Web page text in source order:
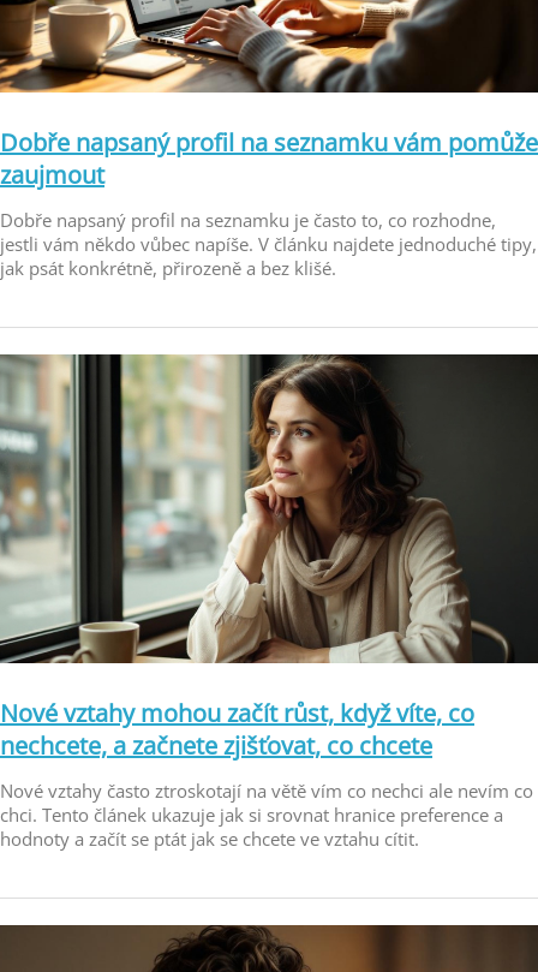
Dobře napsaný profil na seznamku vám pomůže
zaujmout
Dobře napsaný profil na seznamku je často to, co rozhodne,
jestli vám někdo vůbec napíše. V článku najdete jednoduché tipy,
jak psát konkrétně, přirozeně a bez klišé.
Nové vztahy mohou začít růst, když víte, co
nechcete, a začnete zjišťovat, co chcete
Nové vztahy často ztroskotají na větě vím co nechci ale nevím co
chci. Tento článek ukazuje jak si srovnat hranice preference a
hodnoty a začít se ptát jak se chcete ve vztahu cítit.